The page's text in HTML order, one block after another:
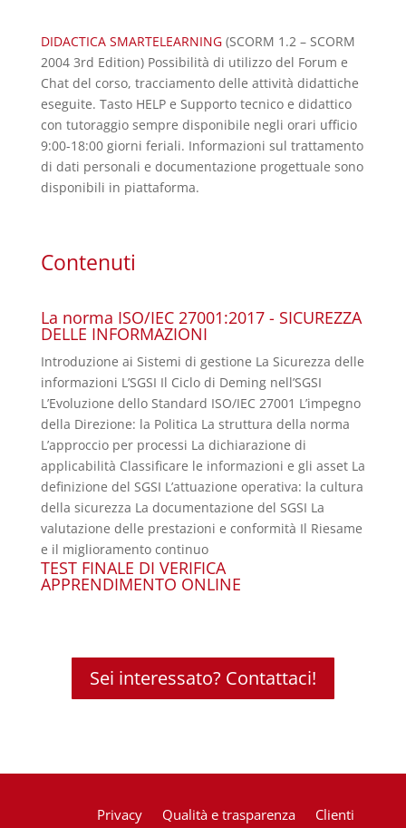
DIDACTICA SMARTELEARNING(SCORM 1.2 – SCORM
2004 3rd Edition) Possibilità di utilizzo del Forum e
Chat del corso, tracciamento delle attività didattiche
eseguite. Tasto HELP e Supporto tecnico e didattico
con tutoraggio sempre disponibile negli orari ufficio
9:00-18:00 giorni feriali. Informazioni sul trattamento
di dati personali e documentazione progettuale sono
disponibili in piattaforma.
Contenuti
La norma ISO/IEC 27001:2017 - SICUREZZA
DELLE INFORMAZIONI
Introduzione ai Sistemi di gestione La Sicurezza delle
informazioni L’SGSI Il Ciclo di Deming nell’SGSI
L’Evoluzione dello Standard ISO/IEC 27001 L’impegno
della Direzione: la Politica La struttura della norma
L’approccio per processi La dichiarazione di
applicabilità Classificare le informazioni e gli asset La
definizione del SGSI L’attuazione operativa: la cultura
della sicurezza La documentazione del SGSI La
valutazione delle prestazioni e conformità Il Riesame
e il miglioramento continuo
TEST FINALE DI VERIFICA
APPRENDIMENTO ONLINE
Sei interessato? Contattaci!
Privacy Qualità e trasparenza Clienti